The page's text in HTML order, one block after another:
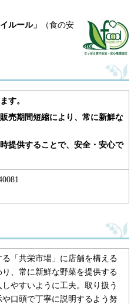
イルール」
（食の安
す。
売期間短縮により、常に新鮮な
提供することで、安全・安心で
「共栄市場」に店舗を構える
、常に新鮮な野菜を提供する
やすいように工夫。取り扱う
口頭で丁寧に説明するよう努